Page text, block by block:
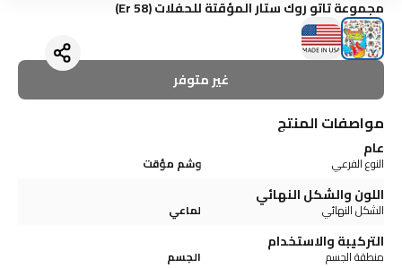
مجموعة تاتو روك ستار المؤقتة للحفلات (58 Er)
غير متوفر
مواصفات المنتج
عام
النوع الفرعي وشم مؤقت
اللون والشكل النهائي
الشكل النهائي لماعي
التركيبة والاستخدام
منطقة الجسم الجسم